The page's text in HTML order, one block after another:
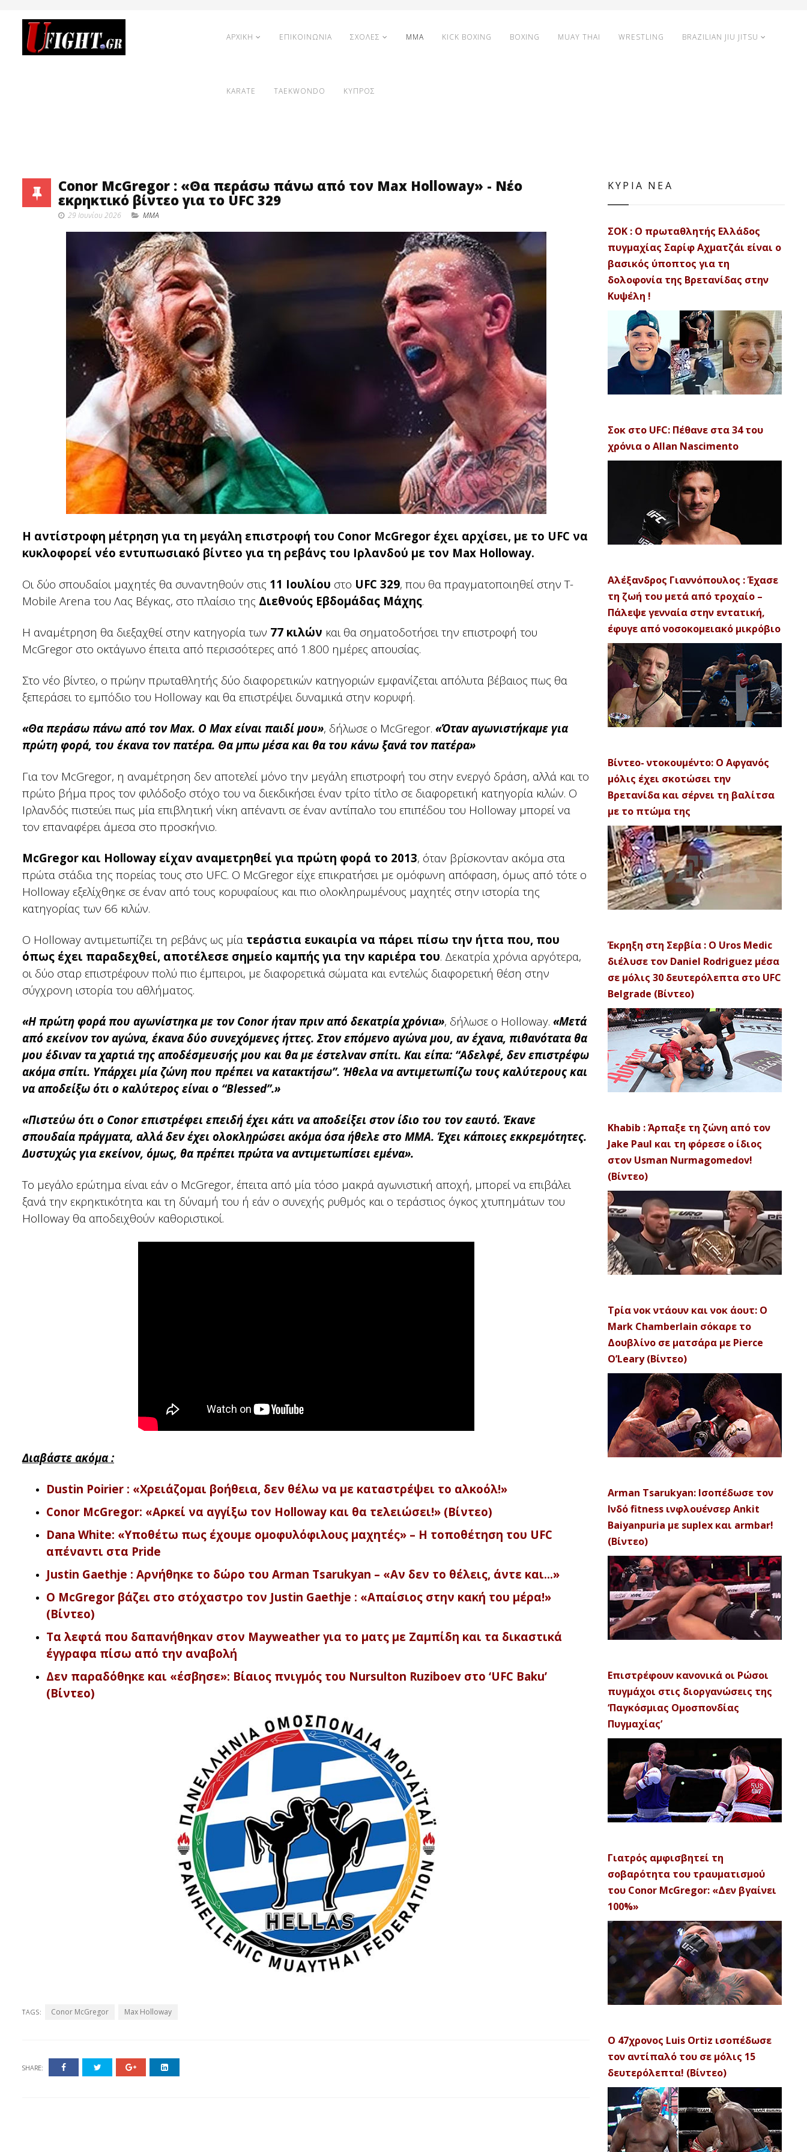
ΑΡΧΙΚΗ ΕΠΙΚΟΙΝΩΝΙΑ ΣΧΟΛΕΣ MMA KICK BOXING BOXING MUAY THAI WRESTLING BRAZILIAN JIU JITSU
KARATE TAEKWONDO ΚΥΠΡΟΣ
Conor McGregor : «Θα περάσω πάνω από τον Max Holloway» - Νέο
εκρηκτικό βίντεο για το UFC 329
29 Ιουνίου 2026 MMA
Η αντίστροφη μέτρηση για τη μεγάλη επιστροφή του Conor McGregor έχει αρχίσει, με το UFC να
κυκλοφορεί νέο εντυπωσιακό βίντεο για τη ρεβάνς του Ιρλανδού με τον Max Holloway.
Οι δύο σπουδαίοι μαχητές θα συναντηθούν στις 11 Ιουλίου στο UFC 329, που θα πραγματοποιηθεί στην T-
Mobile Arena του Λας Βέγκας, στο πλαίσιο της Διεθνούς Εβδομάδας Μάχης.
Η αναμέτρηση θα διεξαχθεί στην κατηγορία των 77 κιλών και θα σηματοδοτήσει την επιστροφή του
McGregor στο οκτάγωνο έπειτα από περισσότερες από 1.800 ημέρες απουσίας.
Στο νέο βίντεο, ο πρώην πρωταθλητής δύο διαφορετικών κατηγοριών εμφανίζεται απόλυτα βέβαιος πως θα
ξεπεράσει το εμπόδιο του Holloway και θα επιστρέψει δυναμικά στην κορυφή.
«Θα περάσω πάνω από τον Max. Ο Max είναι παιδί μου», δήλωσε ο McGregor. «Όταν αγωνιστήκαμε για
πρώτη φορά, του έκανα τον πατέρα. Θα μπω μέσα και θα του κάνω ξανά τον πατέρα»
Για τον McGregor, η αναμέτρηση δεν αποτελεί μόνο την μεγάλη επιστροφή του στην ενεργό δράση, αλλά και το
πρώτο βήμα προς τον φιλόδοξο στόχο του να διεκδικήσει έναν τρίτο τίτλο σε διαφορετική κατηγορία κιλών. Ο
Ιρλανδός πιστεύει πως μία επιβλητική νίκη απέναντι σε έναν αντίπαλο του επιπέδου του Holloway μπορεί να
τον επαναφέρει άμεσα στο προσκήνιο.
McGregor και Holloway είχαν αναμετρηθεί για πρώτη φορά το 2013, όταν βρίσκονταν ακόμα στα
πρώτα στάδια της πορείας τους στο UFC. Ο McGregor είχε επικρατήσει με ομόφωνη απόφαση, όμως από τότε ο
Holloway εξελίχθηκε σε έναν από τους κορυφαίους και πιο ολοκληρωμένους μαχητές στην ιστορία της
κατηγορίας των 66 κιλών.
Ο Holloway αντιμετωπίζει τη ρεβάνς ως μία τεράστια ευκαιρία να πάρει πίσω την ήττα που, που
όπως έχει παραδεχθεί, αποτέλεσε σημείο καμπής για την καριέρα του. Δεκατρία χρόνια αργότερα,
οι δύο σταρ επιστρέφουν πολύ πιο έμπειροι, με διαφορετικά σώματα και εντελώς διαφορετική θέση στην
σύγχρονη ιστορία του αθλήματος.
«Η πρώτη φορά που αγωνίστηκα με τον Conor ήταν πριν από δεκατρία χρόνια», δήλωσε ο Holloway. «Μετά
από εκείνον τον αγώνα, έκανα δύο συνεχόμενες ήττες. Στον επόμενο αγώνα μου, αν έχανα, πιθανότατα θα
μου έδιναν τα χαρτιά της αποδέσμευσής μου και θα με έστελναν σπίτι. Και είπα: “Αδελφέ, δεν επιστρέφω
ακόμα σπίτι. Υπάρχει μία ζώνη που πρέπει να κατακτήσω”. Ήθελα να αντιμετωπίζω τους καλύτερους και
να αποδείξω ότι ο καλύτερος είναι ο “Blessed”.»
«Πιστεύω ότι ο Conor επιστρέφει επειδή έχει κάτι να αποδείξει στον ίδιο του τον εαυτό. Έκανε
σπουδαία πράγματα, αλλά δεν έχει ολοκληρώσει ακόμα όσα ήθελε στο ΜΜΑ. Έχει κάποιες εκκρεμότητες.
Δυστυχώς για εκείνον, όμως, θα πρέπει πρώτα να αντιμετωπίσει εμένα».
Το μεγάλο ερώτημα είναι εάν ο McGregor, έπειτα από μία τόσο μακρά αγωνιστική αποχή, μπορεί να επιβάλει
ξανά την εκρηκτικότητα και τη δύναμή του ή εάν ο συνεχής ρυθμός και ο τεράστιος όγκος χτυπημάτων του
Holloway θα αποδειχθούν καθοριστικοί.
Διαβάστε ακόμα :
Dustin Poirier : «Χρειάζομαι βοήθεια, δεν θέλω να με καταστρέψει το αλκοόλ!»
Conor McGregor: «Αρκεί να αγγίξω τον Holloway και θα τελειώσει!» (Βίντεο)
Dana White: «Υποθέτω πως έχουμε ομοφυλόφιλους μαχητές» – Η τοποθέτηση του UFC
απέναντι στα Pride
Justin Gaethje : Αρνήθηκε το δώρο του Arman Tsarukyan – «Αν δεν το θέλεις, άντε και…»
Ο McGregor βάζει στο στόχαστρο τον Justin Gaethje : «Απαίσιος στην κακή του μέρα!»
(Βίντεο)
Τα λεφτά που δαπανήθηκαν στον Mayweather για το ματς με Ζαμπίδη και τα δικαστικά
έγγραφα πίσω από την αναβολή
Δεν παραδόθηκε και «έσβησε»: Βίαιος πνιγμός του Nursulton Ruziboev στο ‘UFC Baku’
(Βίντεο)
TAGS: Conor McGregor Max Holloway
SHARE:
ΚΥΡΙΑ ΝΕΑ
ΣΟΚ : Ο πρωταθλητής Ελλάδος
πυγμαχίας Σαρίφ Αχματζάι είναι ο
βασικός ύποπτος για τη
δολοφονία της Βρετανίδας στην
Κυψέλη !
Σοκ στο UFC: Πέθανε στα 34 του
χρόνια ο Allan Nascimento
Αλέξανδρος Γιαννόπουλος : Έχασε
τη ζωή του μετά από τροχαίο –
Πάλεψε γενναία στην εντατική,
έφυγε από νοσοκομειακό μικρόβιο
Βίντεο- ντοκουμέντο: Ο Αφγανός
μόλις έχει σκοτώσει την
Βρετανίδα και σέρνει τη βαλίτσα
με το πτώμα της
Έκρηξη στη Σερβία : Ο Uros Medic
διέλυσε τον Daniel Rodriguez μέσα
σε μόλις 30 δευτερόλεπτα στο UFC
Belgrade (Βίντεο)
Khabib : Άρπαξε τη ζώνη από τον
Jake Paul και τη φόρεσε ο ίδιος
στον Usman Nurmagomedov!
(Βίντεο)
Τρία νοκ ντάουν και νοκ άουτ: Ο
Mark Chamberlain σόκαρε το
Δουβλίνο σε ματσάρα με Pierce
O’Leary (Βίντεο)
Arman Tsarukyan: Ισοπέδωσε τον
Ινδό fitness ινφλουένσερ Ankit
Baiyanpuria με suplex και armbar!
(Βίντεο)
Επιστρέφουν κανονικά οι Ρώσοι
πυγμάχοι στις διοργανώσεις της
‘Παγκόσμιας Ομοσπονδίας
Πυγμαχίας’
Γιατρός αμφισβητεί τη
σοβαρότητα του τραυματισμού
του Conor McGregor: «Δεν βγαίνει
100%»
Ο 47χρονος Luis Ortiz ισοπέδωσε
τον αντίπαλό του σε μόλις 15
δευτερόλεπτα! (Βίντεο)